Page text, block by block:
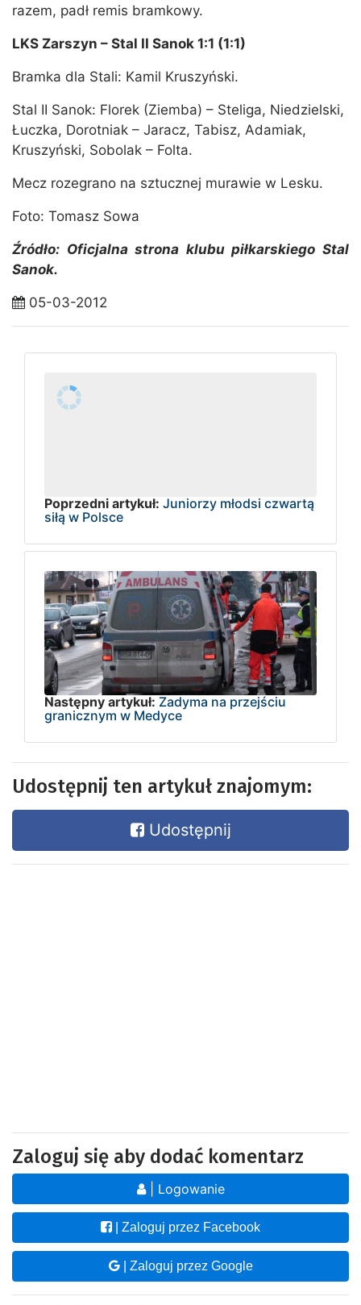
razem, padł remis bramkowy.
LKS Zarszyn – Stal II Sanok 1:1 (1:1)
Bramka dla Stali: Kamil Kruszyński.
Stal II Sanok: Florek (Ziemba) – Steliga, Niedzielski,
Łuczka, Dorotniak – Jaracz, Tabisz, Adamiak,
Kruszyński, Sobolak – Folta.
Mecz rozegrano na sztucznej murawie w Lesku.
Foto: Tomasz Sowa
Źródło: Oficjalna strona klubu piłkarskiego Stal
Sanok.
05-03-2012
Poprzedni artykuł: Juniorzy młodsi czwartą
siłą w Polsce
Następny artykuł: Zadyma na przejściu
granicznym w Medyce
Udostępnij ten artykuł znajomym:
Udostępnij
Zaloguj się aby dodać komentarz
| Logowanie
| Zaloguj przez Facebook
| Zaloguj przez Google